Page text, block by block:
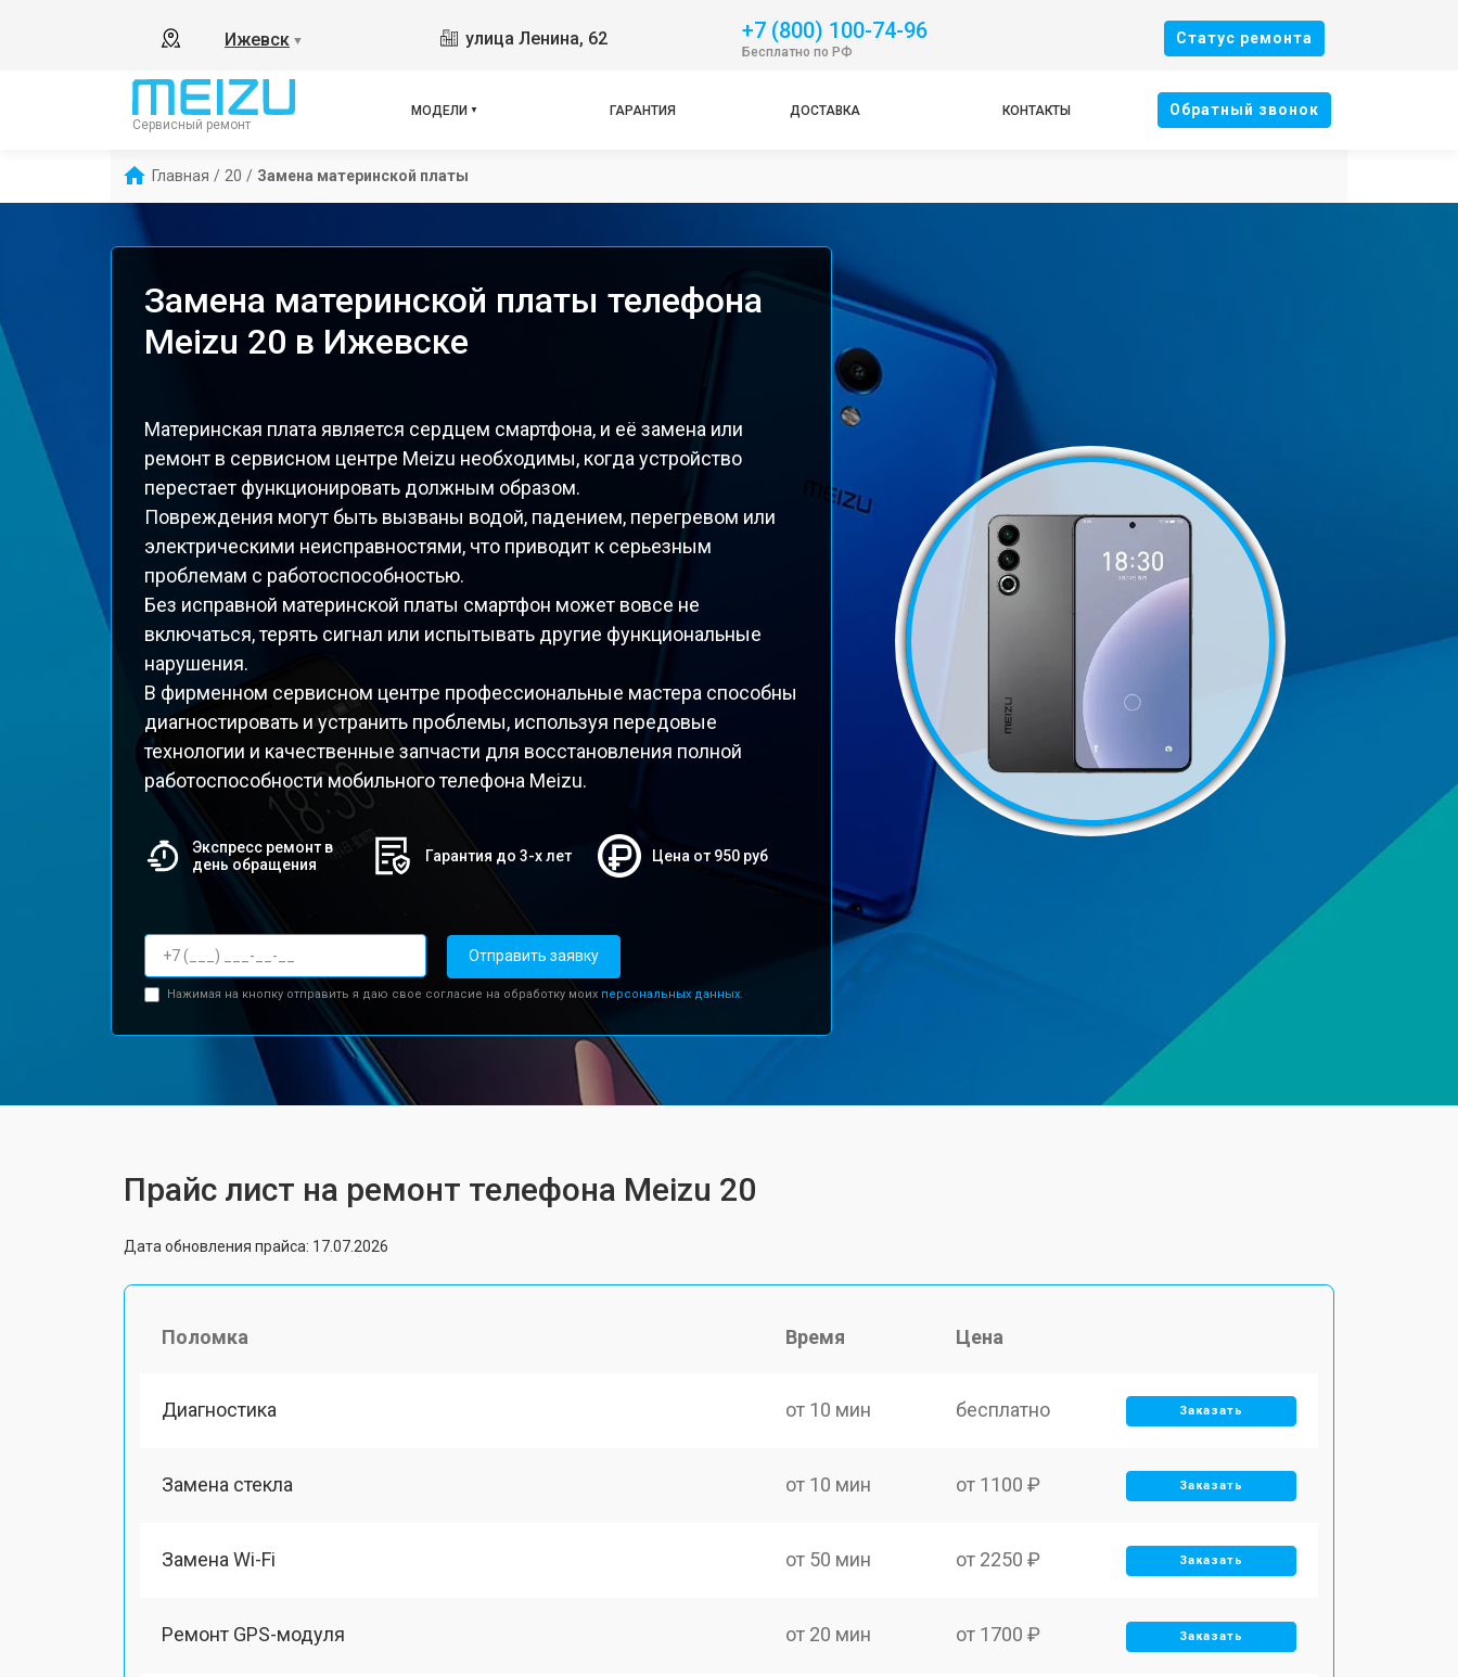
Ижевск ▼ улица Ленина, 62 +7 (800) 100-74-96
Бесплатно по РФ
Cтатус ремонта
Сервисный ремонт
МОДЕЛИ ГАРАНТИЯ ДОСТАВКА КОНТАКТЫ Oбратный звонок
Главная / 20 / Замена материнской платы
Замена материнской платы телефона
Meizu 20 в Ижевске
Материнская плата является сердцем смартфона, и её замена или
ремонт в сервисном центре Meizu необходимы, когда устройство
перестает функционировать должным образом.
Повреждения могут быть вызваны водой, падением, перегревом или
электрическими неисправностями, что приводит к серьезным
проблемам с работоспособностью.
Без исправной материнской платы смартфон может вовсе не
включаться, терять сигнал или испытывать другие функциональные
нарушения.
В фирменном сервисном центре профессиональные мастера способны
диагностировать и устранить проблемы, используя передовые
технологии и качественные запчасти для восстановления полной
работоспособности мобильного телефона Meizu.
Экспресс ремонт в
день обращения
Гарантия до 3-х лет Цена от 950 руб
Отправить заявку
Нажимая на кнопку отправить я даю свое согласие на обработку моих персональных данных.
Прайс лист на ремонт телефона Meizu 20
Дата обновления прайса: 17.07.2026
Поломка Время Цена
Диагностика от 10 мин бесплатно Заказать
Замена стекла от 10 мин от 1100 ₽ Заказать
Замена Wi-Fi от 50 мин от 2250 ₽ Заказать
Ремонт GPS-модуля от 20 мин от 1700 ₽ Заказать